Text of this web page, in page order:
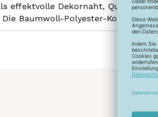
effektvolle Dekornaht, Quilting
Baumwoll-Polyester-